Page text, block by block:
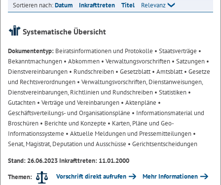
Sortieren nach:Datum Inkrafttreten Titel Relevanz
Systematische Übersicht
Dokumententyp: Beiratsinformationen und Protokolle • Staatsverträge •
Bekanntmachungen • Abkommen • Verwaltungsvorschriften • Satzungen •
Dienstvereinbarungen • Rundschreiben • Gesetzblatt• Amtsblatt• Gesetze
und Rechtsverordnungen • Verwaltungsvorschriften, Dienstanweisungen,
Dienstvereinbarungen, Richtlinien und Rundschreiben • Statistiken •
Gutachten • Verträge und Vereinbarungen • Aktenpläne •
Geschäftsverteilungs- und Organisationspläne • Informationsmaterial und
Broschüren • Berichte und Konzepte • Karten, Pläne und Geo-
Informationssysteme • Aktuelle Meldungen und Pressemitteilungen •
Senat, Magistrat, Deputation und Ausschüsse • Gerichtsentscheidungen
Stand: 26.06.2023 Inkrafttreten: 11.01.2000
Themen:
Vorschrift direkt aufrufen Mehr Informationen